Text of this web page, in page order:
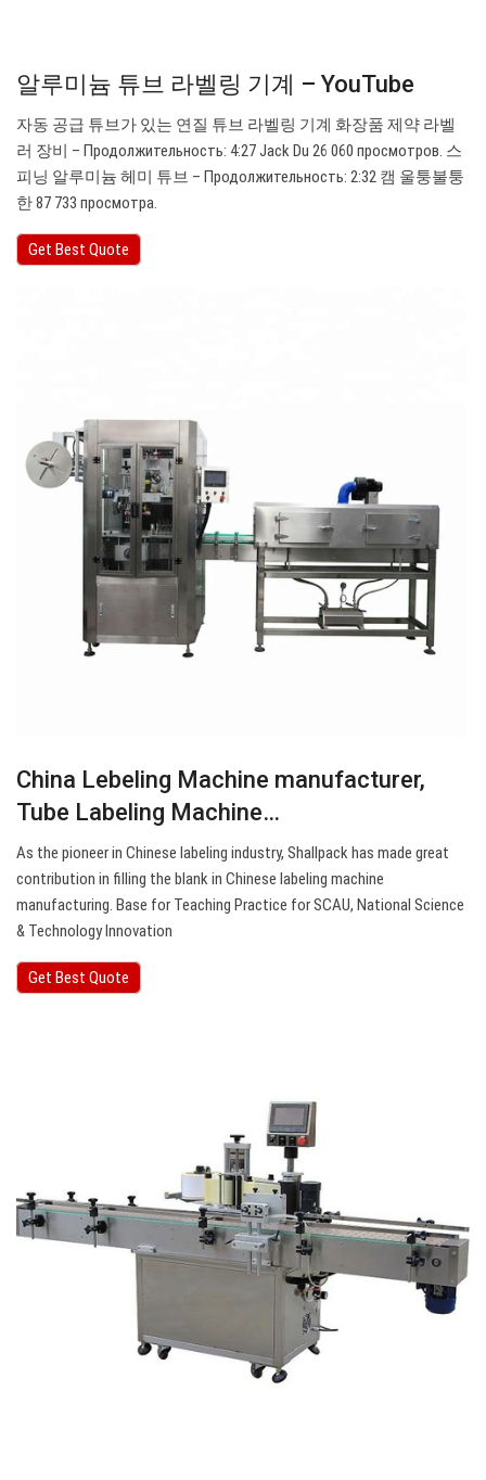
알루미늄 튜브 라벨링 기계 – YouTube
자동 공급 튜브가 있는 연질 튜브 라벨링 기계 화장품 제약 라벨
러 장비 – Продолжительность: 4:27 Jack Du 26 060 просмотров. 스
피닝 알루미늄 헤미 튜브 – Продолжительность: 2:32 캠 울퉁불퉁
한 87 733 просмотра.
Get Best Quote
China Lebeling Machine manufacturer,
Tube Labeling Machine…
As the pioneer in Chinese labeling industry, Shallpack has made great
contribution in filling the blank in Chinese labeling machine
manufacturing. Base for Teaching Practice for SCAU, National Science
& Technology Innovation
Get Best Quote